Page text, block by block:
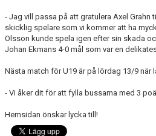
- Jag vill passa på att gratulera Axel Grahn
skicklig spelare som vi kommer att ha
Olsson kunde spela igen efter sin skada
Johan Ekmans 4-0 mål som var en
Nästa match för U19 är på lördag 13/9 när
- Vi åker dit för att fylla bussarna med 3
Hemsidan önskar lycka till!